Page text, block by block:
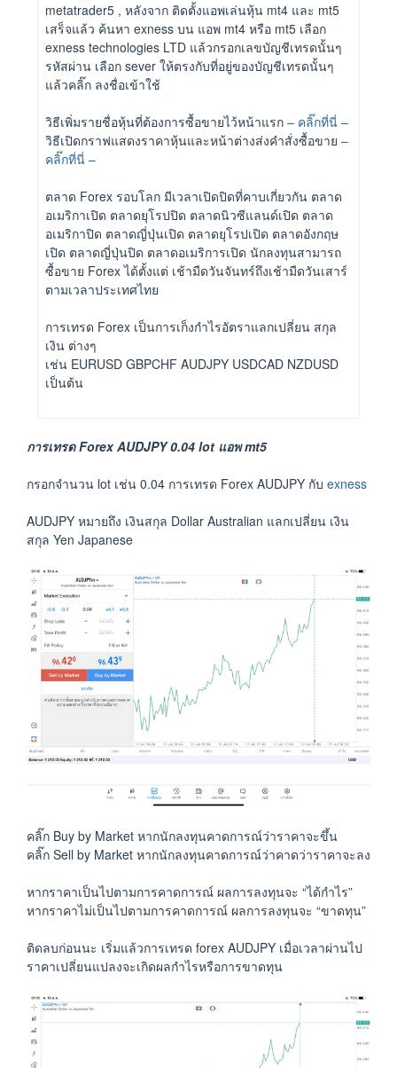
metatrader5 , หลังจาก ติดตั้งแอพเล่นหุ้น mt4 และ mt5
เสร็จแล้ว ค้นหา exness บน แอพ mt4 หรือ mt5 เลือก
exness technologies LTD แล้วกรอกเลขบัญชีเทรดนั้นๆ
รหัสผ่าน เลือก sever ให้ตรงกับที่อยู่ของบัญชีเทรดนั้นๆ
แล้วคลิ๊ก ลงชื่อเข้าใช้
วิธีเพิ่มรายชื่อหุ้นที่ต้องการซื้อขายไว้หน้าแรก – คลิ๊กที่นี่ –
วิธีเปิดกราฟแสดงราคาหุ้นและหน้าต่างส่งคำสั่งซื้อขาย –
คลิ๊กที่นี่ –
ตลาด Forex รอบโลก มีเวลาเปิดปิดที่คาบเกี่ยวกัน ตลาด
อเมริกาเปิด ตลาดยุโรปปิด ตลาดนิวซีแลนด์เปิด ตลาด
อเมริกาปิด ตลาดญี่ปุ่นเปิด ตลาดยุโรปเปิด ตลาดอังกฤษ
เปิด ตลาดญี่ปุ่นปิด ตลาดอเมริการเปิด นักลงทุนสามารถ
ซื้อขาย Forex ได้ตั้งแต่ เช้ามืดวันจันทร์ถึงเช้ามืดวันเสาร์
ตามเวลาประเทศไทย
การเทรด Forex เป็นการเก็งกำไรอัตราแลกเปลี่ยน สกุล
เงิน ต่างๆ
เช่น EURUSD GBPCHF AUDJPY USDCAD NZDUSD
เป็นต้น
การเทรด Forex AUDJPY 0.04 lot แอพ mt5
กรอกจำนวน lot เช่น 0.04 การเทรด Forex AUDJPY กับ exness
AUDJPY หมายถึง เงินสกุล Dollar Australian แลกเปลี่ยน เงิน
สกุล Yen Japanese
คลิ๊ก Buy by Market หากนักลงทุนคาดการณ์ว่าราคาจะขึ้น
คลิ๊ก Sell by Market หากนักลงทุนคาดการณ์ว่าคาดว่าราคาจะลง
หากราคาเป็นไปตามการคาดการณ์ ผลการลงทุนจะ “ได้กำไร”
หากราคาไม่เป็นไปตามการคาดการณ์ ผลการลงทุนจะ “ขาดทุน”
ติดลบก่อนนะ เริ่มแล้วการเทรด forex AUDJPY เมื่อเวลาผ่านไป
ราคาเปลี่ยนแปลงจะเกิดผลกำไรหรือการขาดทุน